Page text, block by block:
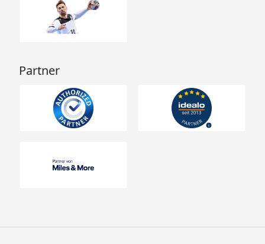
Zusatz- Fenster
Fensterladen
Terrassendielen Komplett-Bausatz
Weka 28 mm Gartenhaus 158 Gr. 1 / 2
Montageanleitung
Weka 28 mm Gartenhaus 158 Gr. 1
Partner